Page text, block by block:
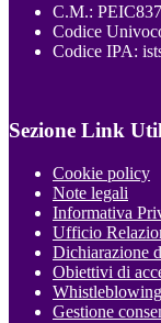
C.M.:
Codice
Codice IPA:
Sezione Link
Cookie policy
Note legali
Informativa
Ufficio
Dichiarazione
Obiettivi di
Whistleblowing
Gestione